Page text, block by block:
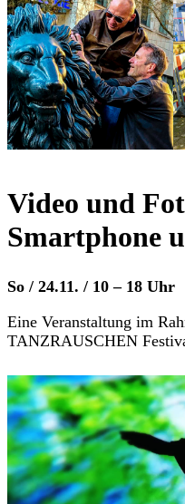
Video und
Smartphone
So / 24.11. / 10 – 18 Uhr
Eine Veranstaltung im
TANZRAUSCHEN